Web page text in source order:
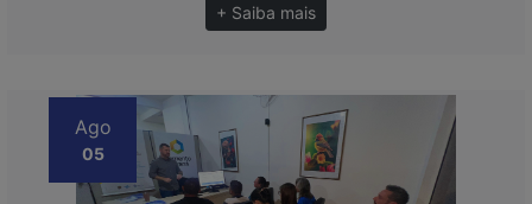
+ Saiba mais
Ago
05